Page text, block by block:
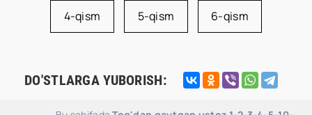
4-qism 5-qism 6-qism
DO'STLARGA YUBORISH: